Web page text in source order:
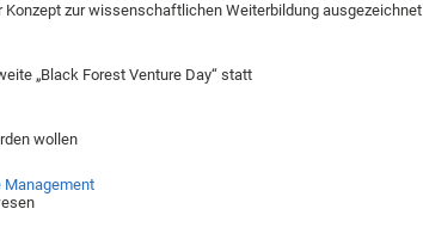
zur wissenschaftlichen Weiterbildung ausgezeichnet
„Black Forest Venture Day“ statt
wollen
Management